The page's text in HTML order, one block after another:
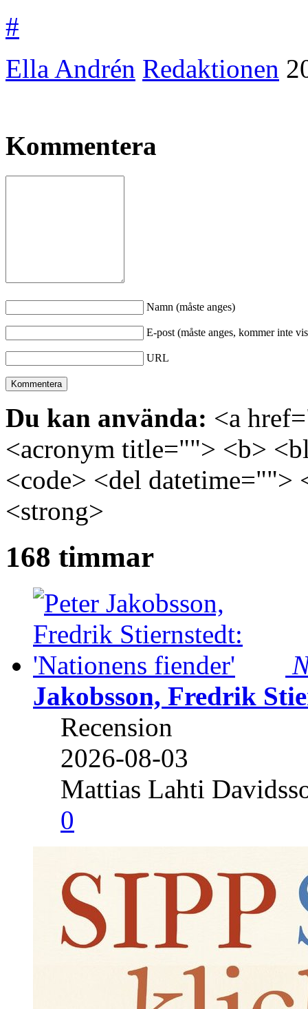
#
Ella Andrén Redaktionen
Kommentera
Namn (måste anges)
E-post (måste anges, kommer inte
URL
Du kan använda: <a
<acronym title=""> <b>
<code> <del
<strong>
168 timmar
Jakobsson, Fredrik
Recension
2026-08-03
Mattias Lahti
0